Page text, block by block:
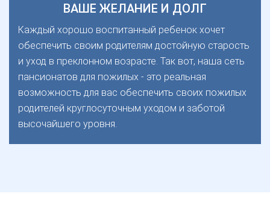
ВАШЕ ЖЕЛАНИЕ И ДОЛГ
Каждый хорошо воспитанный ребенок хочет
обеспечить своим родителям достойную старость
и уход в преклонном возрасте. Так вот, наша сеть
пансионатов для пожилых - это реальная
возможность для вас обеспечить своих пожилых
родителей круглосуточным уходом и заботой
высочайшего уровня.